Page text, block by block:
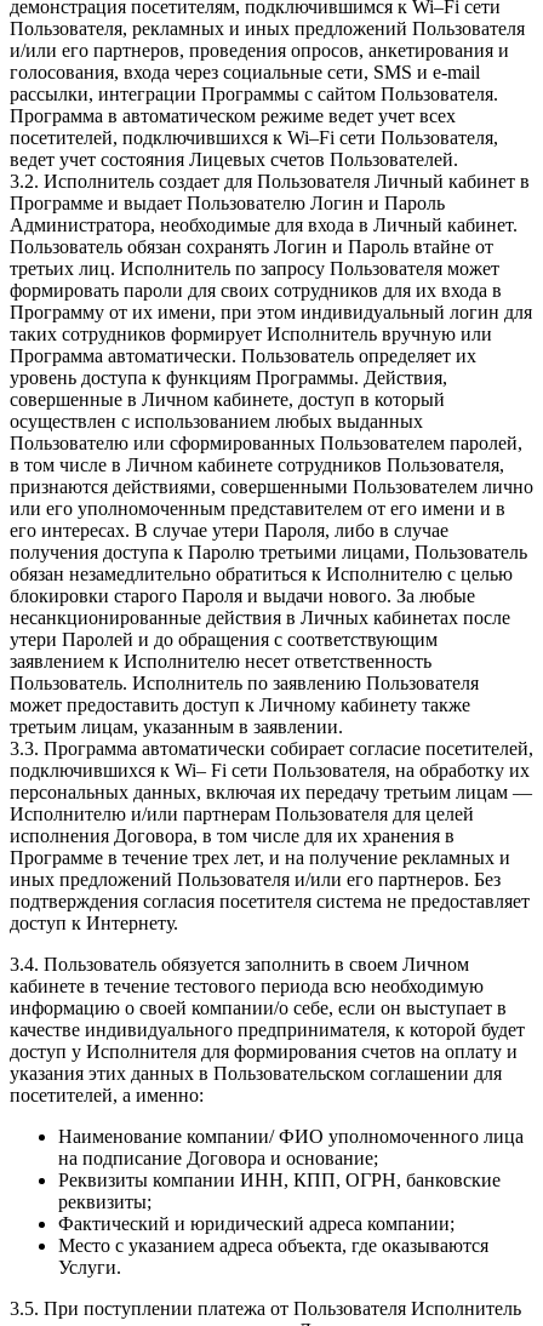
демонстрация посетителям, подключившимся к Wi–Fi сети
Пользователя, рекламных и иных предложений Пользователя
и/или его партнеров, проведения опросов, анкетирования и
голосования, входа через социальные сети, SMS и e-mail
рассылки, интеграции Программы с сайтом Пользователя.
Программа в автоматическом режиме ведет учет всех
посетителей, подключившихся к Wi–Fi сети Пользователя,
ведет учет состояния Лицевых счетов Пользователей.
3.2. Исполнитель создает для Пользователя Личный кабинет в
Программе и выдает Пользователю Логин и Пароль
Администратора, необходимые для входа в Личный кабинет.
Пользователь обязан сохранять Логин и Пароль втайне от
третьих лиц. Исполнитель по запросу Пользователя может
формировать пароли для своих сотрудников для их входа в
Программу от их имени, при этом индивидуальный логин для
таких сотрудников формирует Исполнитель вручную или
Программа автоматически. Пользователь определяет их
уровень доступа к функциям Программы. Действия,
совершенные в Личном кабинете, доступ в который
осуществлен с использованием любых выданных
Пользователю или сформированных Пользователем паролей,
в том числе в Личном кабинете сотрудников Пользователя,
признаются действиями, совершенными Пользователем лично
или его уполномоченным представителем от его имени и в
его интересах. В случае утери Пароля, либо в случае
получения доступа к Паролю третьими лицами, Пользователь
обязан незамедлительно обратиться к Исполнителю с целью
блокировки старого Пароля и выдачи нового. За любые
несанкционированные действия в Личных кабинетах после
утери Паролей и до обращения с соответствующим
заявлением к Исполнителю несет ответственность
Пользователь. Исполнитель по заявлению Пользователя
может предоставить доступ к Личному кабинету также
третьим лицам, указанным в заявлении.
3.3. Программа автоматически собирает согласие посетителей,
подключившихся к Wi– Fi сети Пользователя, на обработку их
персональных данных, включая их передачу третьим лицам —
Исполнителю и/или партнерам Пользователя для целей
исполнения Договора, в том числе для их хранения в
Программе в течение трех лет, и на получение рекламных и
иных предложений Пользователя и/или его партнеров. Без
подтверждения согласия посетителя система не предоставляет
доступ к Интернету.
3.4. Пользователь обязуется заполнить в своем Личном
кабинете в течение тестового периода всю необходимую
информацию о своей компании/о себе, если он выступает в
качестве индивидуального предпринимателя, к которой будет
доступ у Исполнителя для формирования счетов на оплату и
указания этих данных в Пользовательском соглашении для
посетителей, а именно:
Наименование компании/ ФИО уполномоченного лица
на подписание Договора и основание;
Реквизиты компании ИНН, КПП, ОГРН, банковские
реквизиты;
Фактический и юридический адреса компании;
Место с указанием адреса объекта, где оказываются
Услуги.
3.5. При поступлении платежа от Пользователя Исполнитель